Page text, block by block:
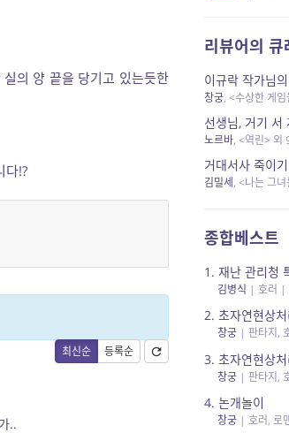
의 양 끝을 당기고 있는듯한
다!?
최신순 등록순
..
리뷰어의 큐
창궁, <수상한 게임을 플레
노르바, <역린> 외
거대서사 죽이기
김밀세, <나는 그녀를
종합베스트
1. 재난 관리청 특
김병식 | 호러 |
2. 초자연현상처리반
창궁| 판타지,
3. 초자연현상처
창궁| 판타지,
4. 논개놀이
창궁| 호러, 로